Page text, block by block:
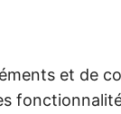
et de